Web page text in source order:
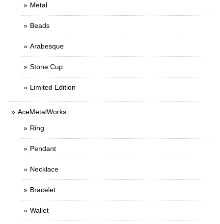
Metal
Beads
Arabesque
Stone Cup
Limited Edition
AceMetalWorks
Ring
Pendant
Necklace
Bracelet
Wallet